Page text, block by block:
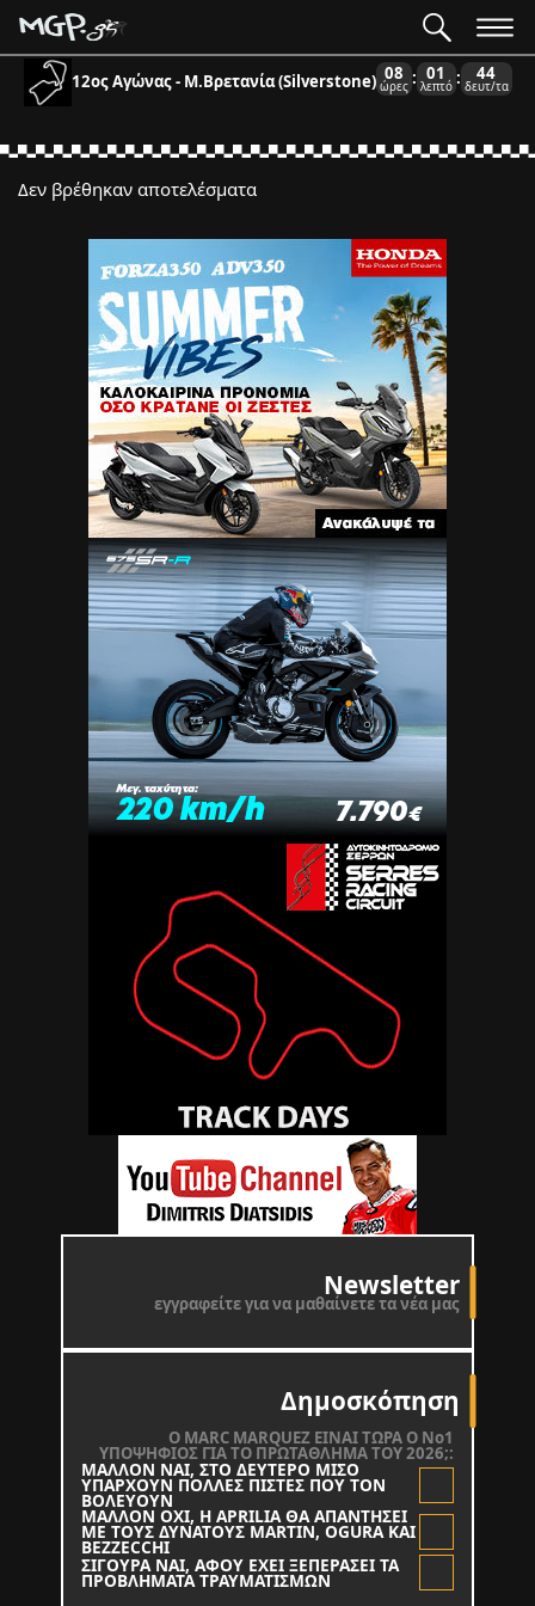
12ος Αγώνας - Μ.Βρετανία (Silverstone) 08
ώρες : 01
λεπτό : 44
δευτ/τα
Newsletter
εγγραφείτε για να μαθαίνετε τα νέα μας
Δημοσκόπηση
O MARC MARQUEZ ΕΙΝΑΙ ΤΩΡΑ Ο Νο1
ΥΠΟΨΗΦΙΟΣ ΓΙΑ ΤΟ ΠΡΩΤΑΘΛΗΜΑ ΤΟΥ 2026;:
ΜΑΛΛΟΝ ΝΑΙ, ΣΤΟ ΔΕΥΤΕΡΟ ΜΙΣΟ
ΥΠΑΡΧΟΥΝ ΠΟΛΛΕΣ ΠΙΣΤΕΣ ΠΟΥ ΤΟΝ
ΒΟΛΕΥΟΥΝ
ΜΑΛΛΟΝ ΟΧΙ, Η APRILIA ΘΑ ΑΠΑΝΤΗΣΕΙ
ΜΕ ΤΟΥΣ ΔΥΝΑΤΟΥΣ MARTIN, OGURA KAI
BEZZECCHI
ΣΙΓΟΥΡΑ ΝΑΙ, ΑΦΟΥ ΕΧΕΙ ΞΕΠΕΡΑΣΕΙ ΤΑ
ΠΡΟΒΛΗΜΑΤΑ ΤΡΑΥΜΑΤΙΣΜΩΝ
Δεν βρέθηκαν αποτελέσματα